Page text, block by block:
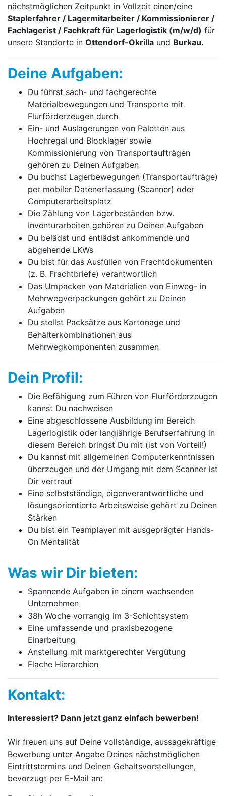
nächstmöglichen Zeitpunkt in Vollzeit einen/eine
Staplerfahrer / Lagermitarbeiter / Kommissionierer /
Fachlagerist / Fachkraft für Lagerlogistik (m/w/d) für
unsere Standorte in Ottendorf-Okrilla und Burkau.
Deine Aufgaben:
Du führst sach- und fachgerechte
Materialbewegungen und Transporte mit
Flurförderzeugen durch
Ein- und Auslagerungen von Paletten aus
Hochregal und Blocklager sowie
Kommissionierung von Transportaufträgen
gehören zu Deinen Aufgaben
Du buchst Lagerbewegungen (Transportaufträge)
per mobiler Datenerfassung (Scanner) oder
Computerarbeitsplatz
Die Zählung von Lagerbeständen bzw.
Inventurarbeiten gehören zu Deinen Aufgaben
Du belädst und entlädst ankommende und
abgehende LKWs
Du bist für das Ausfüllen von Frachtdokumenten
(z. B. Frachtbriefe) verantwortlich
Das Umpacken von Materialien von Einweg- in
Mehrwegverpackungen gehört zu Deinen
Aufgaben
Du stellst Packsätze aus Kartonage und
Behälterkombinationen aus
Mehrwegkomponenten zusammen
Dein Profil:
Die Befähigung zum Führen von Flurförderzeugen
kannst Du nachweisen
Eine abgeschlossene Ausbildung im Bereich
Lagerlogistik oder langjährige Berufserfahrung in
diesem Bereich bringst Du mit (ist von Vorteil!)
Du kannst mit allgemeinen Computerkenntnissen
überzeugen und der Umgang mit dem Scanner ist
Dir vertraut
Eine selbstständige, eigenverantwortliche und
lösungsorientierte Arbeitsweise gehört zu Deinen
Stärken
Du bist ein Teamplayer mit ausgeprägter Hands-
On Mentalität
Was wir Dir bieten:
Spannende Aufgaben in einem wachsenden
Unternehmen
38h Woche vorrangig im 3-Schichtsystem
Eine umfassende und praxisbezogene
Einarbeitung
Anstellung mit marktgerechter Vergütung
Flache Hierarchien
Kontakt:
Interessiert? Dann jetzt ganz einfach bewerben!
Wir freuen uns auf Deine vollständige, aussagekräftige
Bewerbung unter Angabe Deines nächstmöglichen
Eintrittstermins und Deinen Gehaltsvorstellungen,
bevorzugt per E-Mail an: